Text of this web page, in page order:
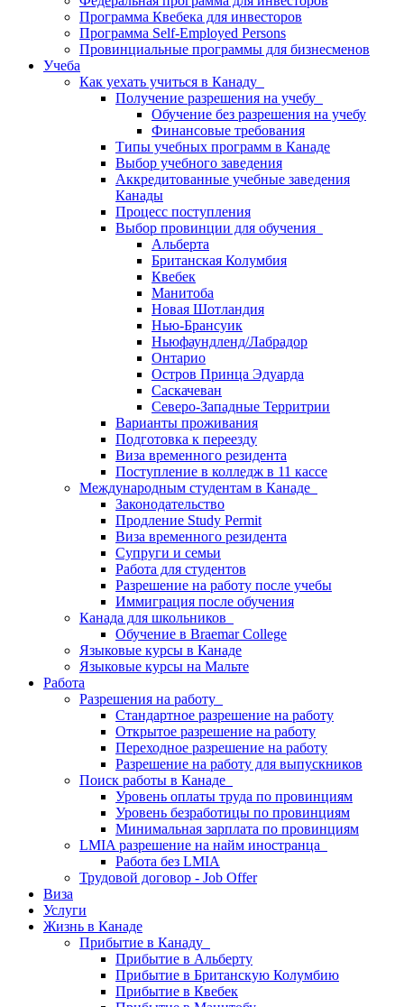
Программа Квебека для инвесторов
Программа Self-Employed Persons
Провинциальные программы для бизнесменов
Учеба
Как уехать учиться в Канаду
Получение разрешения на учебу
Обучение без разрешения на учебу
Финансовые требования
Типы учебных программ в Канаде
Выбор учебного заведения
Аккредитованные учебные заведения
Канады
Процесс поступления
Выбор провинции для обучения
Альберта
Британская Колумбия
Квебек
Манитоба
Новая Шотландия
Нью-Брансуик
Ньюфаундленд/Лабрадор
Онтарио
Остров Принца Эдуарда
Саскачеван
Северо-Западные Территрии
Варианты проживания
Подготовка к переезду
Виза временного резидента
Поступление в колледж в 11 кассе
Международным студентам в Канаде
Законодательство
Продление Study Permit
Виза временного резидента
Супруги и семьи
Работа для студентов
Разрешение на работу после учебы
Иммиграция после обучения
Канада для школьников
Обучение в Braemar College
Языковые курсы в Канаде
Языковые курсы на Мальте
Работа
Разрешения на работу
Стандартное разрешение на работу
Открытое разрешение на работу
Переходное разрешение на работу
Разрешение на работу для выпускников
Поиск работы в Канаде
Уровень оплаты труда по провинциям
Уровень безработицы по провинциям
Минимальная зарплата по провинциям
LMIA разрешение на найм иностранца
Работа без LMIA
Трудовой договор - Job Offer
Виза
Услуги
Жизнь в Канаде
Прибытие в Канаду
Прибытие в Альберту
Прибытие в Британскую Колумбию
Прибытие в Квебек